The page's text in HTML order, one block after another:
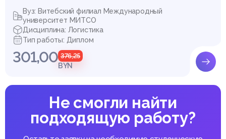
Вуз: Витебский филиал Международный
университет МИТСО
Дисциплина: Логистика
Тип работы: Диплом
301,00 376,25
BYN
Не смогли найти
подходящую работу?